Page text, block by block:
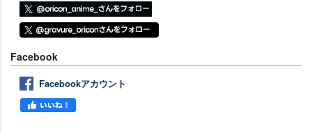
Facebook
Facebookアカウント